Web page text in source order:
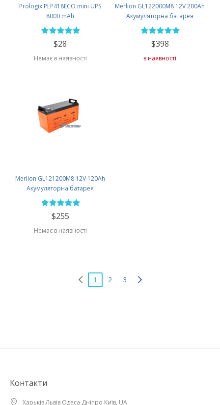
Prologix PLP418ECO mini UPS
8000 mAh
$28
Немає в наявності
Merlion GL122000M8 12V 200Ah
Акумуляторна батарея
$398
в наявності
Merlion GL121200M8 12V 120Ah
Акумуляторна батарея
$255
Немає в наявності
1 2 3
Контакти
Харьків Львів Одеса Дніпро Київ, UA